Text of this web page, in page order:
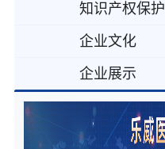
知识产权保护
企业文化
企业展示